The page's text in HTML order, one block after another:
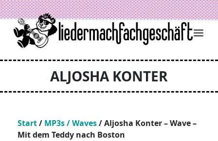
Zum Inhalt springen
ALJOSHA KONTER
Start/ MP3s / Waves/ Aljosha Konter – Wave –
Mit dem Teddy nach Boston